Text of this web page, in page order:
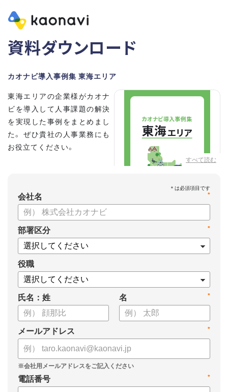
資料ダウンロード
カオナビ導入事例集 東海エリア
すべて読む
東海エリアの企業様がカオナ
ビを導入して人事課題の解決
を実現した事例をまとめまし
た。 ぜひ貴社の人事業務にも
お役立てください。
*
会社名
*
部署区分
役職
氏名：姓 *
名
*
メールアドレス
*
電話番号